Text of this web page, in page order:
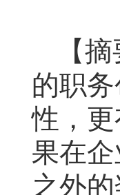
【
的职
性，
果在
之外